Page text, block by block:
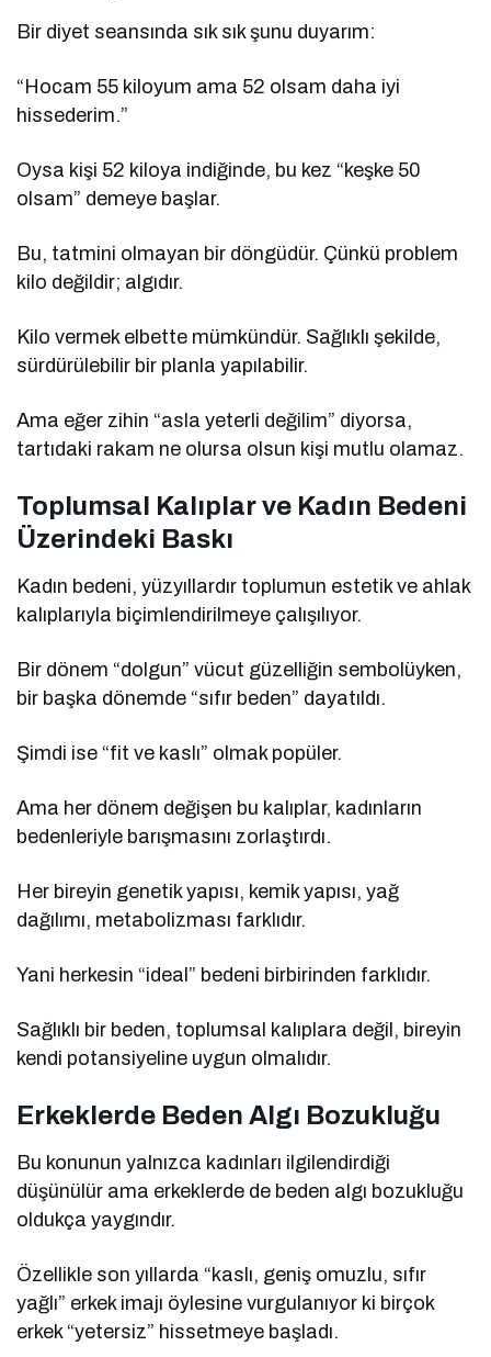
Bir diyet seansında sık sık şunu duyarım:
“Hocam 55 kiloyum ama 52 olsam daha iyi
hissederim.”
Oysa kişi 52 kiloya indiğinde, bu kez “keşke 50
olsam” demeye başlar.
Bu, tatmini olmayan bir döngüdür. Çünkü problem
kilo değildir; algıdır.
Kilo vermek elbette mümkündür. Sağlıklı şekilde,
sürdürülebilir bir planla yapılabilir.
Ama eğer zihin “asla yeterli değilim” diyorsa,
tartıdaki rakam ne olursa olsun kişi mutlu olamaz.
Toplumsal Kalıplar ve Kadın Bedeni
Üzerindeki Baskı
Kadın bedeni, yüzyıllardır toplumun estetik ve ahlak
kalıplarıyla biçimlendirilmeye çalışılıyor.
Bir dönem “dolgun” vücut güzelliğin sembolüyken,
bir başka dönemde “sıfır beden” dayatıldı.
Şimdi ise “fit ve kaslı” olmak popüler.
Ama her dönem değişen bu kalıplar, kadınların
bedenleriyle barışmasını zorlaştırdı.
Her bireyin genetik yapısı, kemik yapısı, yağ
dağılımı, metabolizması farklıdır.
Yani herkesin “ideal” bedeni birbirinden farklıdır.
Sağlıklı bir beden, toplumsal kalıplara değil, bireyin
kendi potansiyeline uygun olmalıdır.
Erkeklerde Beden Algı Bozukluğu
Bu konunun yalnızca kadınları ilgilendirdiği
düşünülür ama erkeklerde de beden algı bozukluğu
oldukça yaygındır.
Özellikle son yıllarda “kaslı, geniş omuzlu, sıfır
yağlı” erkek imajı öylesine vurgulanıyor ki birçok
erkek “yetersiz” hissetmeye başladı.